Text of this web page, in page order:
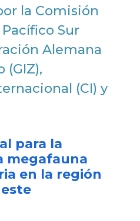
la Comisión
Sur
Alemana
(GIZ),
(CI) y
para la
megafauna
en la región